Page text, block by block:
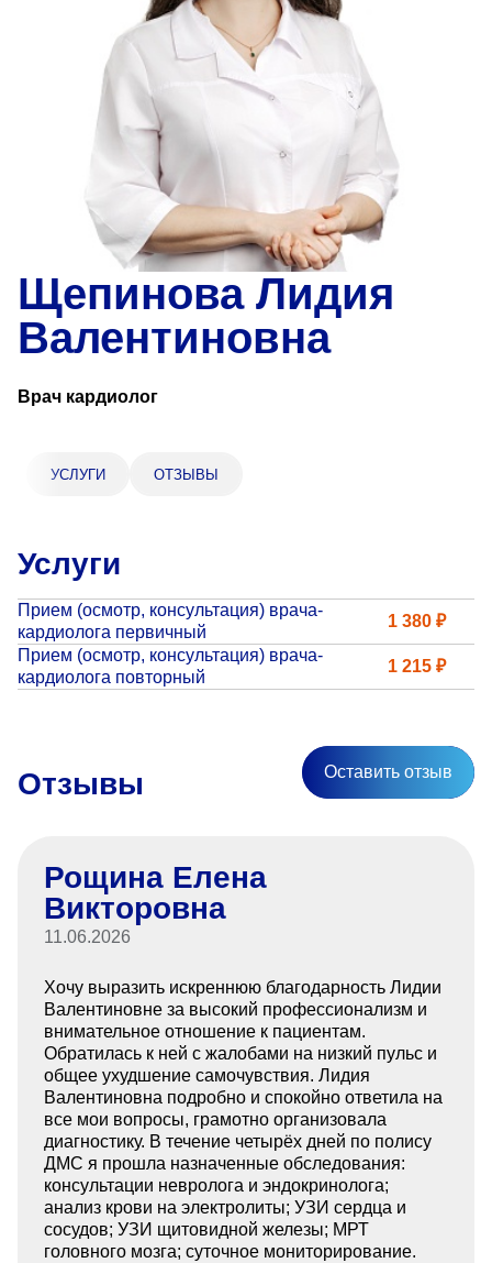
Понедельник — пятница 7:30–20:00
Суббота 08:00–16:00
Регистратура
+7 (4742) 55-55-43
Санаторий-профилакторий
«Парус»
399000, г. Липецк, Плехановское лесничество,
Ленинский лесхоз, квартал 67
Понедельник — четверг
08:00–16:45
Пятница
Версия для слабовидящих
Щепинова Лидия
Валентиновна
Врач кардиолог
УСЛУГИ ОТЗЫВЫ
Услуги
Прием (осмотр, консультация) врача-
кардиолога первичный
1 380 ₽
Прием (осмотр, консультация) врача-
кардиолога повторный
1 215 ₽
Отзывы Оставить отзыв
Рощина Елена
Викторовна
11.06.2026
Хочу выразить искреннюю благодарность Лидии
Валентиновне за высокий профессионализм и
внимательное отношение к пациентам.
Обратилась к ней с жалобами на низкий пульс и
общее ухудшение самочувствия. Лидия
Валентиновна подробно и спокойно ответила на
все мои вопросы, грамотно организовала
диагностику. В течение четырёх дней по полису
ДМС я прошла назначенные обследования:
консультации невролога и эндокринолога;
анализ крови на электролиты; УЗИ сердца и
сосудов; УЗИ щитовидной железы; МРТ
головного мозга; суточное мониторирование.